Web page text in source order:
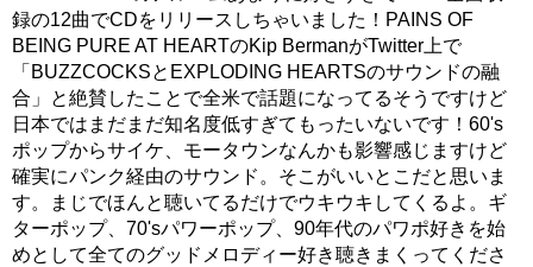
録の12曲でCDをリリースしちゃいました！PAINS OF
BEING PURE AT HEARTのKip BermanがTwitter上で
「BUZZCOCKSとEXPLODING HEARTSのサウンドの融
合」と絶賛したことで全米で話題になってるそうですけど
日本ではまだまだ知名度低すぎてもったいないです！60's
ポップからサイケ、モータウンなんかも影響感じますけど
確実にパンク経由のサウンド。そこがいいとこだと思いま
す。まじでほんと聴いてるだけでウキウキしてくるよ。ギ
ターポップ、70'sパワーポップ、90年代のパワポ好きを始
めとして全てのグッドメロディー好き聴きまくってくださ